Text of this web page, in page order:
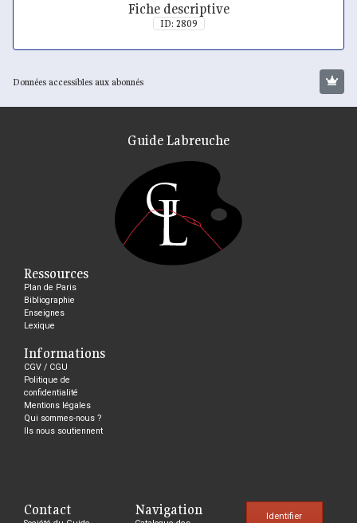
Fiche descriptive
ID: 2809
Données accessibles aux abonnés
Guide Labreuche
Ressources
Plan de Paris
Bibliographie
Enseignes
Lexique
Informations
CGV / CGU
Politique de
confidentialité
Mentions légales
Qui sommes-nous ?
Ils nous soutiennent
Contact Navigation Identifier